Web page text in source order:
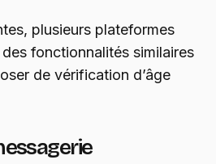
plusieurs plateformes
fonctionnalités similaires
de vérification d’âge